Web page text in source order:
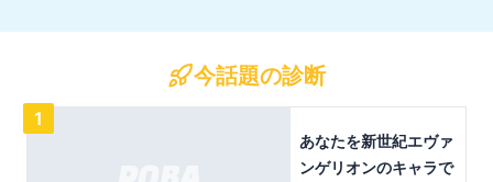
今話題の診断
1
あなたを新世紀エヴァ
ンゲリオンのキャラで